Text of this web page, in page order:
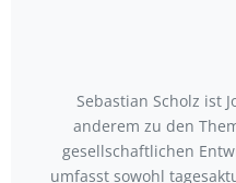
Sebastian Scholz ist
anderem zu den
gesellschaftlichen
umfasst sowohl